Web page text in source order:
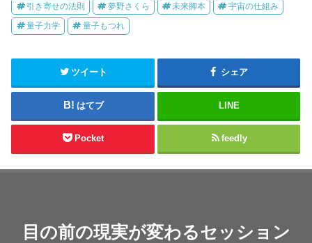
引き寄せの法則 夢野さくら 未来脚本 宇宙の仕組み
量子力学 量子もつれ
ツイート シェア
はてブ LINE
Pocket feedly
目の前の現実が変わるセッション